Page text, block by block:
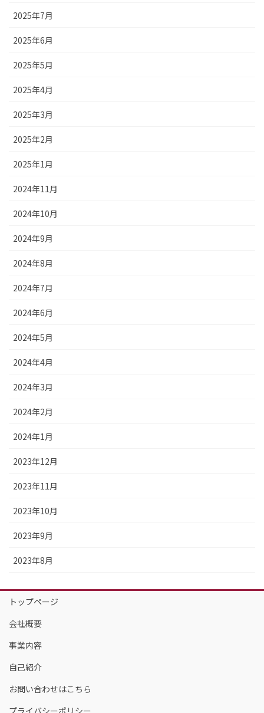
2025年7月
2025年6月
2025年5月
2025年4月
2025年3月
2025年2月
2025年1月
2024年11月
2024年10月
2024年9月
2024年8月
2024年7月
2024年6月
2024年5月
2024年4月
2024年3月
2024年2月
2024年1月
2023年12月
2023年11月
2023年10月
2023年9月
2023年8月
トップページ
会社概要
事業内容
自己紹介
お問い合わせはこちら
プライバシーポリシー